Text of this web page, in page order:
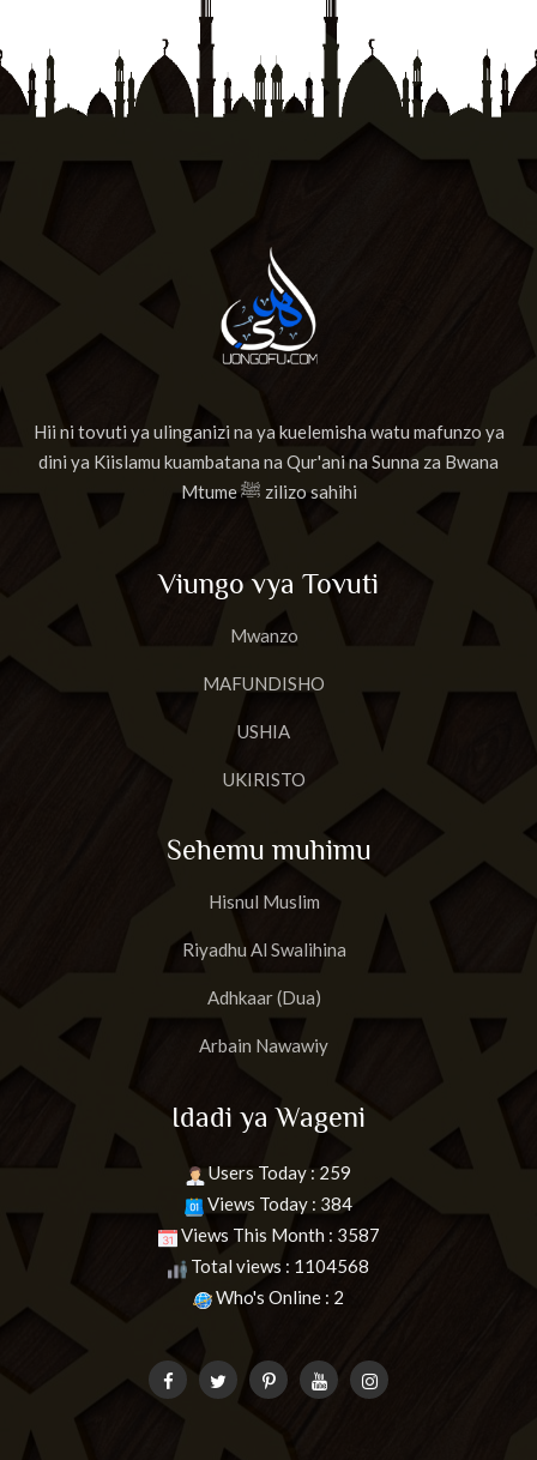
Hii ni tovuti ya ulinganizi na ya kuelemisha watu mafunzo ya
dini ya Kiislamu kuambatana na Qur'ani na Sunna za Bwana
Mtume ﷺ zilizo sahihi
Viungo vya Tovuti
Mwanzo
MAFUNDISHO
USHIA
UKIRISTO
Sehemu muhimu
Hisnul Muslim
Riyadhu Al Swalihina
Adhkaar (Dua)
Arbain Nawawiy
Idadi ya Wageni
Users Today : 259
Views Today : 384
Views This Month : 3587
Total views : 1104568
Who's Online : 2